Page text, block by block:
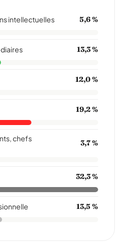
intellectuelles 5,6 %
13,3 %
12,0 %
19,2 %
chefs
3,7 %
32,3 %
13,5 %